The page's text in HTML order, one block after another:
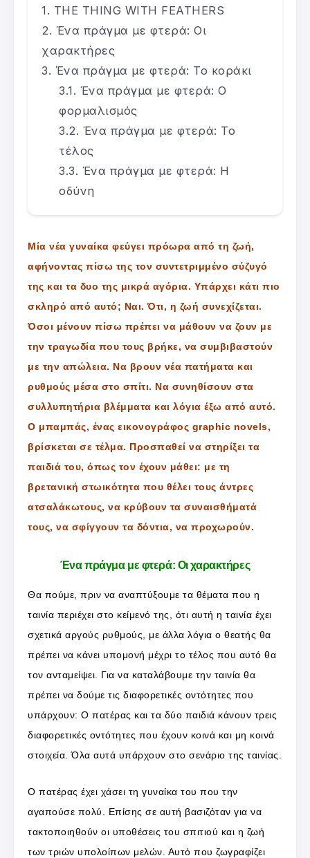
THE THING WITH FEATHERS
Ένα πράγμα με φτερά: Οι
χαρακτήρες
Ένα πράγμα με φτερά: Το κοράκι
Ένα πράγμα με φτερά: Ο
φορμαλισμός
Ένα πράγμα με φτερά: Το
τέλος
Ένα πράγμα με φτερά: Η
οδύνη
Μία νέα γυναίκα φεύγει πρόωρα από τη ζωή,
αφήνοντας πίσω της τον συντετριμμένο σύζυγό
της και τα δυο της μικρά αγόρια. Υπάρχει κάτι πιο
σκληρό από αυτό; Ναι. Ότι, η ζωή συνεχίζεται.
Όσοι μένουν πίσω πρέπει να μάθουν να ζουν με
την τραγωδία που τους βρήκε, να συμβιβαστούν
με την απώλεια. Να βρουν νέα πατήματα και
ρυθμούς μέσα στο σπίτι. Να συνηθίσουν στα
συλλυπητήρια βλέμματα και λόγια έξω από αυτό.
Ο μπαμπάς, ένας εικονογράφος graphic novels,
βρίσκεται σε τέλμα. Προσπαθεί να στηρίξει τα
παιδιά του, όπως τον έχουν μάθει: με τη
βρετανική στωικότητα που θέλει τους άντρες
ατσαλάκωτους, να κρύβουν τα συναισθήματά
τους, να σφίγγουν τα δόντια, να προχωρούν.
Ένα πράγμα με φτερά: Οι χαρακτήρες
Θα πούμε, πριν να αναπτύξουμε τα θέματα που η
ταινία περιέχει στο κείμενό της, ότι αυτή η ταινία έχει
σχετικά αργούς ρυθμούς, με άλλα λόγια ο θεατής θα
πρέπει να κάνει υπομονή μέχρι το τέλος που αυτό θα
τον ανταμείψει. Για να καταλάβουμε την ταινία θα
πρέπει να δούμε τις διαφορετικές οντότητες που
υπάρχουν: Ο πατέρας και τα δύο παιδιά κάνουν τρεις
διαφορετικές οντότητες που έχουν κοινά και μη κοινά
στοιχεία. Όλα αυτά υπάρχουν στο σενάριο της ταινίας.
Ο πατέρας έχει χάσει τη γυναίκα του που την
αγαπούσε πολύ. Επίσης σε αυτή βασιζόταν για να
τακτοποιηθούν οι υποθέσεις του σπιτιού και η ζωή
των τριών υπολοίπων μελών. Αυτό που ζωγραφίζει